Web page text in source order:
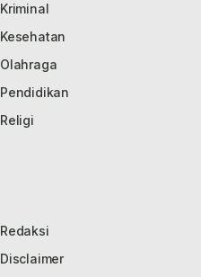
Kriminal
Kesehatan
Olahraga
Pendidikan
Religi
Redaksi
Disclaimer